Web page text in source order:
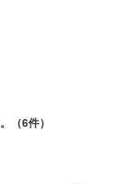
（6件）